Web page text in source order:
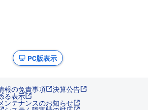
PC版表示
報の免責事項 決算公告
る表示
ンテナンスのお知らせ